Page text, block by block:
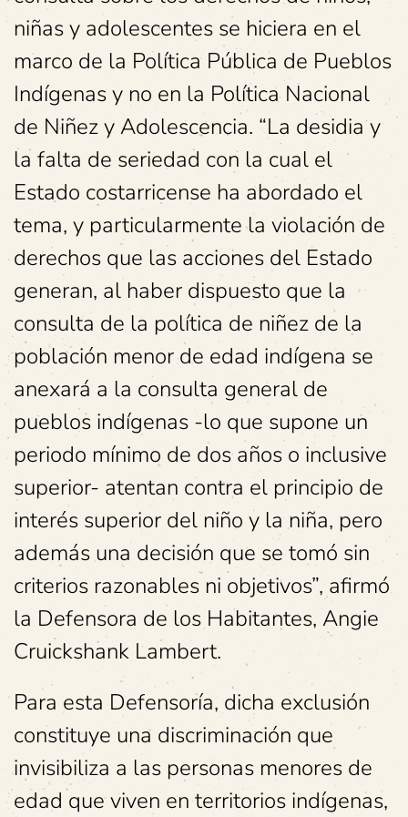
niñas y adolescentes se hiciera en el
marco de la Política Pública de Pueblos
Indígenas y no en la Política Nacional
de Niñez y Adolescencia. “La desidia y
la falta de seriedad con la cual el
Estado costarricense ha abordado el
tema, y particularmente la violación de
derechos que las acciones del Estado
generan, al haber dispuesto que la
consulta de la política de niñez de la
población menor de edad indígena se
anexará a la consulta general de
pueblos indígenas -lo que supone un
periodo mínimo de dos años o inclusive
superior- atentan contra el principio de
interés superior del niño y la niña, pero
además una decisión que se tomó sin
criterios razonables ni objetivos”, afirmó
la Defensora de los Habitantes, Angie
Cruickshank Lambert.
Para esta Defensoría, dicha exclusión
constituye una discriminación que
invisibiliza a las personas menores de
edad que viven en territorios indígenas,